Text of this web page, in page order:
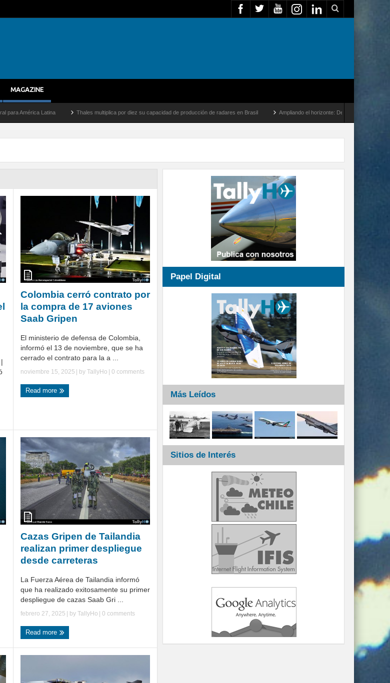
MAGAZINE
Thales multiplica por diez su capacidad de producción de radares en Brasil Ampliando el horizonte: Dentro del vuelo de desarrollo más
Colombia cerró contrato por
la compra de 17 aviones
Saab Gripen
El ministerio de defensa de Colombia,
informó el 13 de noviembre, que se ha
cerrado el contrato para la a ...
noviembre 15, 2025 | by TallyHo 0 comments
Read more
Cazas Gripen de Tailandia
realizan primer despliegue
desde carreteras
La Fuerza Aérea de Tailandia informó
que ha realizado exitosamente su primer
despliegue de cazas Saab Gri ...
febrero 27, 2025 | by TallyHo | 0 comments
Read more
Papel Digital
Más Leídos
Sitios de Interés